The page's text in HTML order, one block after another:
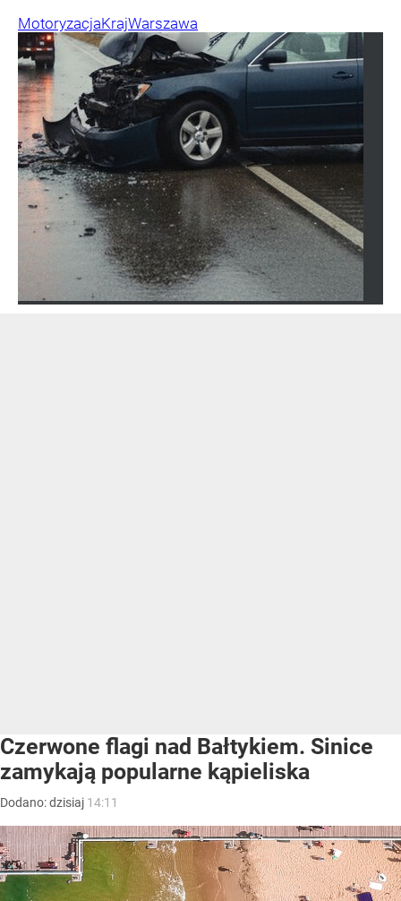
MotoryzacjaKrajWarszawa
Czerwone flagi nad Bałtykiem. Sinice
zamykają popularne kąpieliska
Dodano:dzisiaj 14:11